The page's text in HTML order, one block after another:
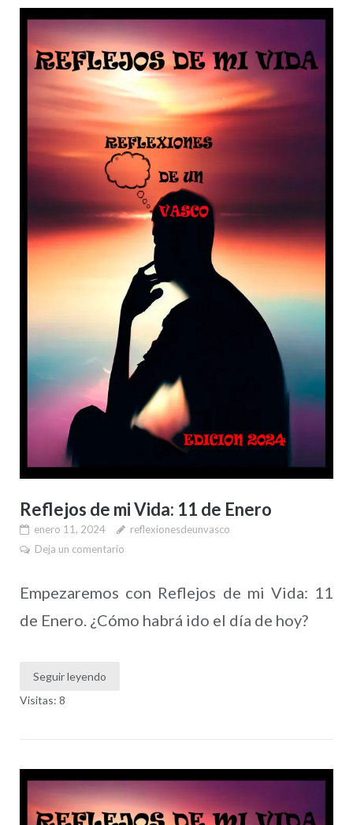
Reflejos de mi Vida: 11 de Enero
enero 11, 2024
reflexionesdeunvasco
Deja un comentario
Empezaremos con Reflejos de mi Vida: 11
de Enero. ¿Cómo habrá ido el día de hoy?
Seguir leyendo
Visitas: 8